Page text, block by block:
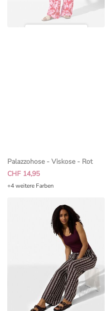
Palazzohose - Viskose - Rot
CHF 14,95
+4 weitere Farben